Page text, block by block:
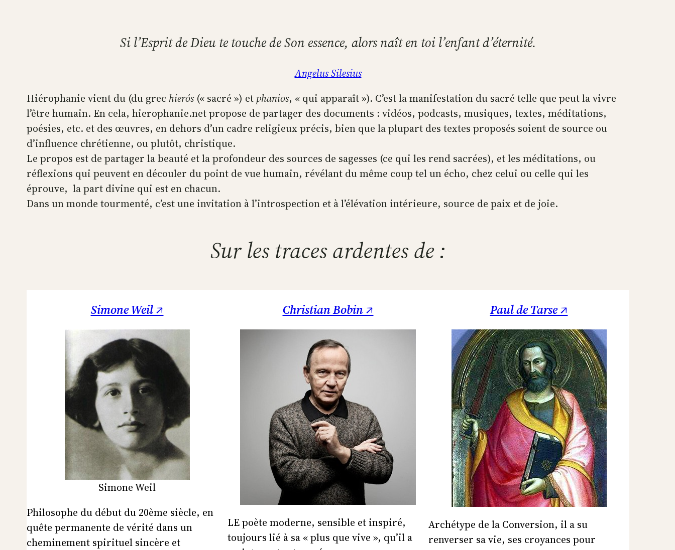
Si l’Esprit de Dieu te touche de Son essence, alors naît en toi l’enfant d’éternité.
Angelus Silesius
Hiérophanie vient du (du grec hierós(« sacré ») et phanios, « qui apparaît »). C’est la manifestation du sacré telle que peut la vivre
l’être humain. En cela, hierophanie.net propose de partager des documents : vidéos, podcasts, musiques, textes, méditations,
poésies, etc. et des œuvres, en dehors d’un cadre religieux précis, bien que la plupart des textes proposés soient de source ou
d’influence chrétienne, ou plutôt, christique.
Le propos est de partager la beauté et la profondeur des sources de sagesses (ce qui les rend sacrées), et les méditations, ou
réflexions qui peuvent en découler du point de vue humain, révélant du même coup tel un écho, chez celui ou celle qui les
éprouve, la part divine qui est en chacun.
Dans un monde tourmenté, c’est une invitation à l’introspection et à l’élévation intérieure, source de paix et de joie.
Sur les traces ardentes de :
Simone Weil ↗
Simone Weil
Philosophe du début du 20ème siècle, en
quête permanente de vérité dans un
cheminement spirituel sincère et
Christian Bobin ↗
LE poète moderne, sensible et inspiré,
toujours lié à sa « plus que vive », qu’il a
Paul de Tarse ↗
Archétype de la Conversion, il a su
renverser sa vie, ses croyances pour